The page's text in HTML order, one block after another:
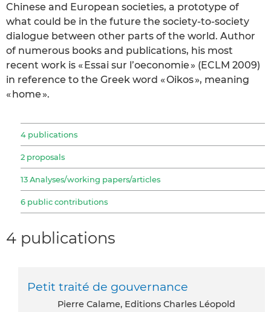
Chinese and European societies, a prototype of
what could be in the future the society-to-society
dialogue between other parts of the world. Author
of numerous books and publications, his most
recent work is « Essai sur l’oeconomie » (ECLM 2009)
in reference to the Greek word « Oikos », meaning
« home ».
4 publications
2 proposals
13 Analyses/working papers/articles
6 public contributions
4 publications
Petit traité de gouvernance
Pierre Calame, Editions Charles Léopold